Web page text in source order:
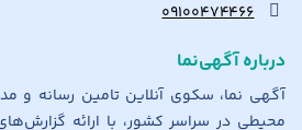
۰۹۱۰۰۴۷۴۴۶۶
درباره آگهی‌نما
آگهی نما، سکوی آنلاین تامین رسانه و
محیطی در سراسر کشور، با ارائه